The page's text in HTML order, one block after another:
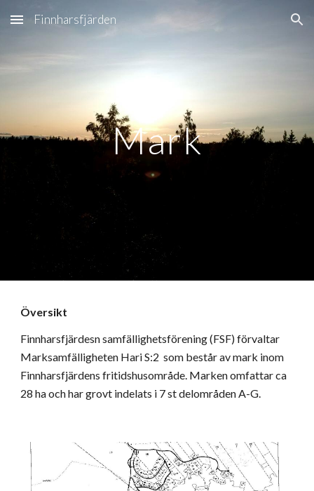
Skip to main content Skip to navigation
Finnharsfjärden
Mark
Översikt
Marksamfälligheten Hari S:2  som består av mark inom
Finnharsfjärdens fritidshusområde. Marken omfattar ca
28 ha och har grovt indelats i 7 st delområden A-G.